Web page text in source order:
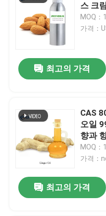
스 크
MOQ：
가격：
최고의 가격
CAS
오일
향과
MOQ：
가격：
최고의 가격